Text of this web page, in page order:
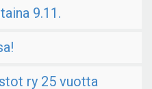
9.11.
ry 25 vuotta